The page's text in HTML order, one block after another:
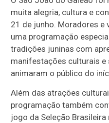
muita alegria, cultura e
21 de junho. Moradores
uma programação
tradições juninas com
manifestações culturais
animaram o público do
Além das atrações
programação também
jogo da Seleção Brasileira